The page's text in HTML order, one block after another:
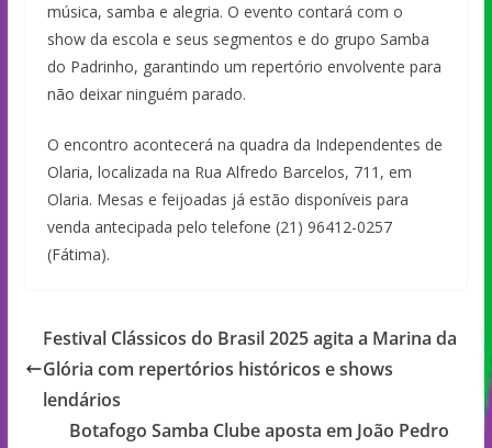
música, samba e alegria. O evento contará com o
show da escola e seus segmentos e do grupo Samba
do Padrinho, garantindo um repertório envolvente para
não deixar ninguém parado.
O encontro acontecerá na quadra da Independentes de
Olaria, localizada na Rua Alfredo Barcelos, 711, em
Olaria. Mesas e feijoadas já estão disponíveis para
venda antecipada pelo telefone (21) 96412-0257
(Fátima).
Festival Clássicos do Brasil 2025 agita a Marina da
Glória com repertórios históricos e shows
lendários
Botafogo Samba Clube aposta em João Pedro